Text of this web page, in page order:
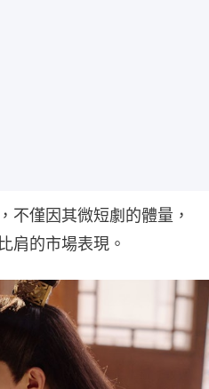
不僅因其微短劇的體量，
肩的市場表現。